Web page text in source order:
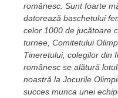
românesc. Sunt foarte
datorează baschetului
celor 1000 de jucătoare
turnee, Comitetului
Tineretului, colegilor din
românesc se alătură
noastră la Jocurile
succes munca unei